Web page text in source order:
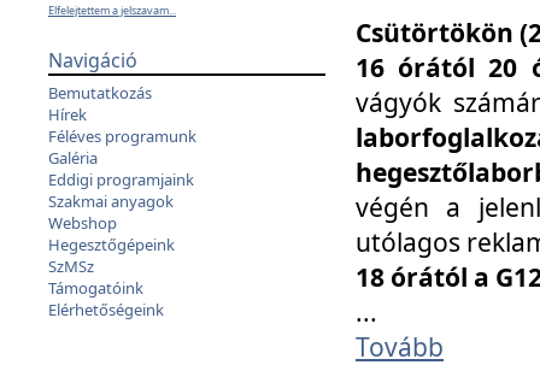
Elfelejtettem a jelszavam...
Navigáció
Bemutatkozás
Hírek
Féléves programunk
Galéria
Eddigi programjaink
Szakmai anyagok
Webshop
Hegesztőgépeink
SzMSz
Támogatóink
Elérhetőségeink
Csütörtökön
16 órától 20
vágyók
végén a
utólagos
18 órától a
...
Tovább